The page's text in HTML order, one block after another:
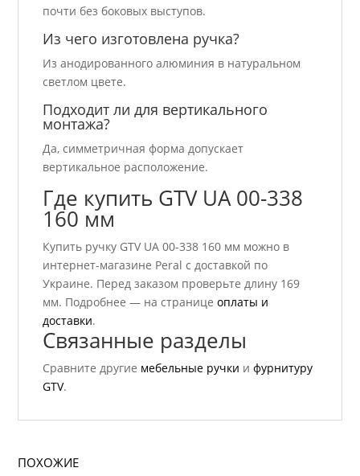
почти без боковых выступов.
Из чего изготовлена ручка?
Из анодированного алюминия в натуральном
светлом цвете.
Подходит ли для вертикального
монтажа?
Да, симметричная форма допускает
вертикальное расположение.
Где купить GTV UA 00-338
160 мм
Купить ручку GTV UA 00-338 160 мм можно в
интернет-магазине Peral с доставкой по
Украине. Перед заказом проверьте длину 169
мм. Подробнее — на страницеоплаты и
доставки.
Связанные разделы
Сравните другие мебельные ручки ифурнитуру
GTV.
ПОХОЖИЕ